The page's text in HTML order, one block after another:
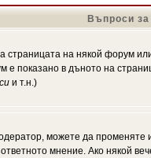
Въпроси
страницата на някой форум
е показано в дъното на
и т.н.)
можете да
мнение. Ако някой